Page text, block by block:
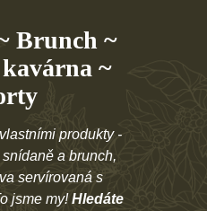
Brunch ~
~
produkty -
a brunch,
servírovaná s
jsme my!Hledáte